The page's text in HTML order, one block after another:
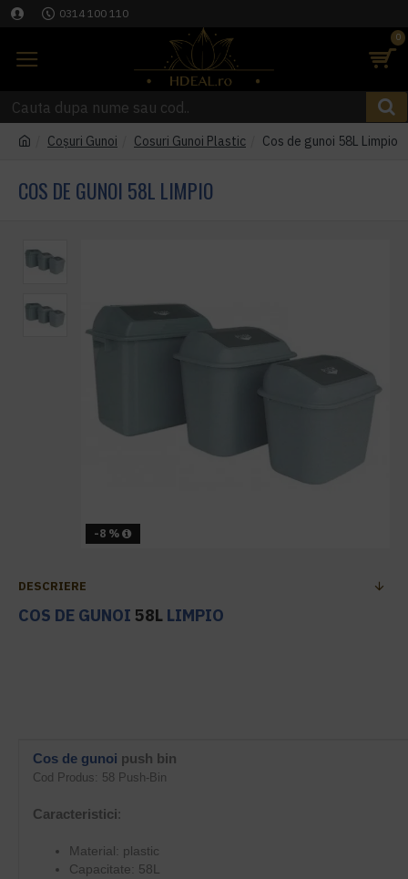
0314 100 110
0
Coşuri Gunoi Cosuri Gunoi Plastic Cos de gunoi 58L Limpio
COS DE GUNOI 58L LIMPIO
-8 %
DESCRIERE
COS DE GUNOI 58L LIMPIO
Cos de gunoi push bin
Cod Produs: 58 Push-Bin
Caracteristici:
Material: plastic
Capacitate: 58L